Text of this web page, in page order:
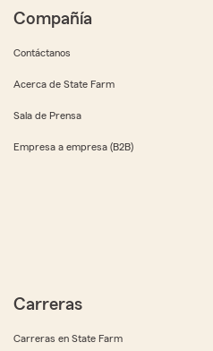
Compañía
Contáctanos
Acerca de State Farm
Sala de Prensa
Empresa a empresa (B2B)
Carreras
Carreras en State Farm